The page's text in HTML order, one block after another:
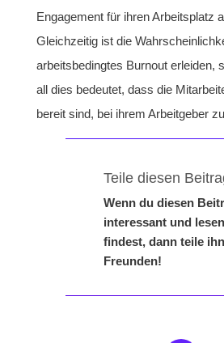
Engagement für ihren Arbeitsplatz
Gleichzeitig ist die
arbeitsbedingtes Burnout erleiden,
all dies bedeutet, dass die
bereit sind, bei ihrem Arbeitgeber
Teile diesen
Wenn du diesen
interessant und
findest, dann teile
Freunden!